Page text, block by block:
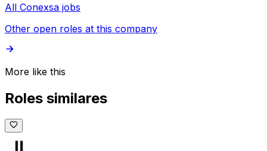
All Conexsa jobs
Other open roles at this company
More like this
Roles similares